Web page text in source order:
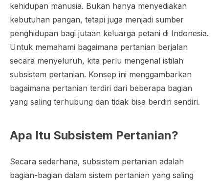
kehidupan manusia. Bukan hanya menyediakan
kebutuhan pangan, tetapi juga menjadi sumber
penghidupan bagi jutaan keluarga petani di Indonesia.
Untuk memahami bagaimana pertanian berjalan
secara menyeluruh, kita perlu mengenal istilah
subsistem pertanian. Konsep ini menggambarkan
bagaimana pertanian terdiri dari beberapa bagian
yang saling terhubung dan tidak bisa berdiri sendiri.
Apa Itu Subsistem Pertanian?
Secara sederhana, subsistem pertanian adalah
bagian-bagian dalam sistem pertanian yang saling